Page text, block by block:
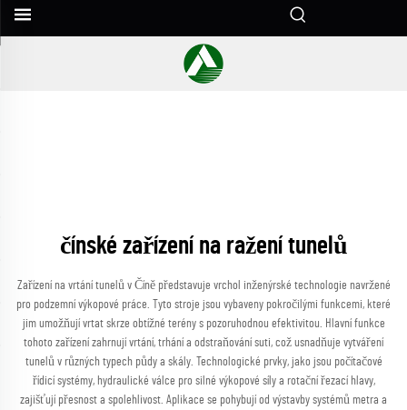
čínské zařízení na ražení tunelů
Zařízení na vrtání tunelů v Číně představuje vrchol inženýrské technologie navržené
pro podzemní výkopové práce. Tyto stroje jsou vybaveny pokročilými funkcemi, které
jim umožňují vrtat skrze obtížné terény s pozoruhodnou efektivitou. Hlavní funkce
tohoto zařízení zahrnují vrtání, trhání a odstraňování suti, což usnadňuje vytváření
tunelů v různých typech půdy a skály. Technologické prvky, jako jsou počítačové
řídicí systémy, hydraulické válce pro silné výkopové síly a rotační řezací hlavy,
zajišťují přesnost a spolehlivost. Aplikace se pohybují od výstavby systémů metra a